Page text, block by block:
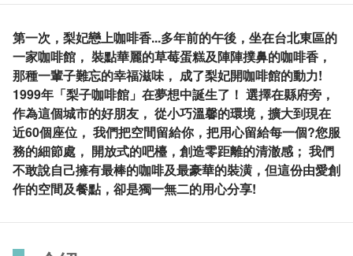
第一次，梨妃戀上咖啡香...多年前的午後，坐在台北東區的
一家咖啡館， 裝點華麗的草莓蛋糕及陣陣撲鼻的咖啡香，
那種一輩子難忘的幸福滋味， 成了梨妃開咖啡館的動力!
1999年「梨子咖啡館」在夢想中誕生了！ 選擇在縣府旁，
作為這個城市的好朋友， 從小巧溫馨的環境，擴大到現在
近60個座位， 我們把空間留給你，把用心留給每一個?您服
務的細節處， 開放式的吧檯，創造零距離的清澈感； 我們
不敢說自己擁有最棒的咖啡及最豪華的裝潢，但這份由愛創
作的空間及餐點，卻是獨一無二的用心分享!